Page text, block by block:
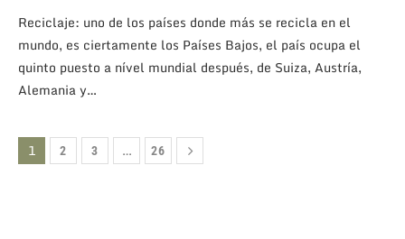
Reciclaje: uno de los países donde más se recicla en el
mundo, es ciertamente los Países Bajos, el país ocupa el
quinto puesto a nível mundial después, de Suiza, Austría,
Alemania y…
1 2 3 … 26